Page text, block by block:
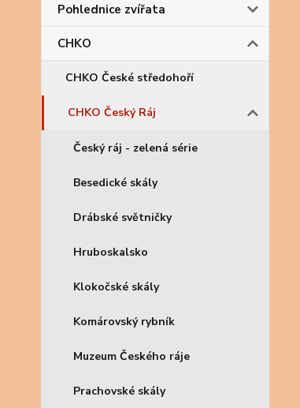
Pohlednice zvířata
CHKO
CHKO České středohoří
CHKO Český Ráj
Český ráj - zelená série
Besedické skály
Drábské světničky
Hruboskalsko
Klokočské skály
Komárovský rybník
Muzeum Českého ráje
Prachovské skály